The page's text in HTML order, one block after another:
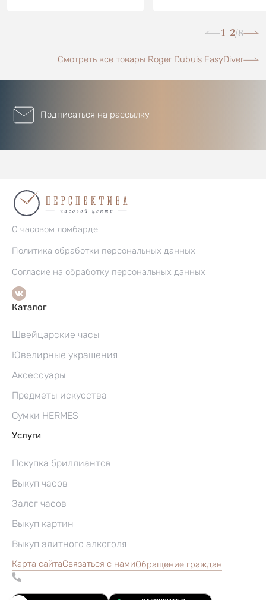
1-2/8
Смотреть все товары Roger Dubuis EasyDiver
Подписаться на рассылку
О часовом ломбарде
Политика обработки персональных данных
Согласие на обработку персональных данных
Каталог
Швейцарские часы
Ювелирные украшения
Аксессуары
Предметы искусства
Сумки HERMES
Услуги
Покупка бриллиантов
Выкуп часов
Залог часов
Выкуп картин
Выкуп элитного алкоголя
Карта сайтаСвязаться с намиОбращение граждан